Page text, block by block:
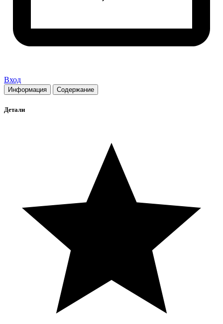
Вход
Информация Содержание
Детали